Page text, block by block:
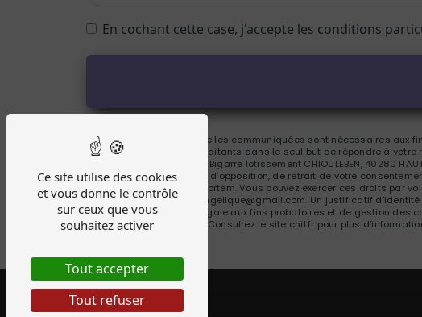
En cochant cette case, j'accepte les conditions
** Les données personnelles communiquées sont nécessaires aux
Bousquet et ses sous-traitants dans le seul but de répondre à
Bousquet 88 chemin de Bigarre lotissement CHIOULEBEN, 40280
portabilité, de limitation, d’opposition, de retrait de votre
de vos données post-mortem. Vous pouvez exercer ces droits par
à l'adresse b.attitude.angelique@gmail.com. Un justificatif
durée de prescription légale aux fins probatoires et de gestion des
adresse:Bloctel.gouv.fr . Consultez le site cnil.fr pour plus
Ce site utilise des cookies
et vous donne le contrôle
sur ceux que vous
souhaitez activer
Tout accepter
Tout refuser